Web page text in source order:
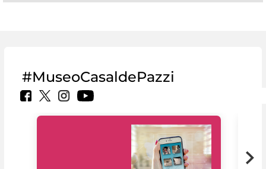
#MuseoCasaldePazzi